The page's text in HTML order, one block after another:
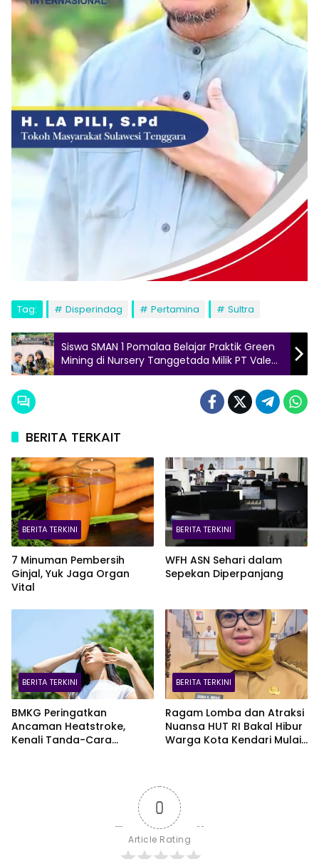
Tag: Disperindag Pertamina Sultra
Siswa SMAN 1 Pomalaa Belajar Praktik Green
Mining di Nursery Tanggetada Milik PT Vale
Indonesia
BERITA TERKAIT
BERITA TERKINI
7 Minuman Pembersih
Ginjal, Yuk Jaga Organ
Vital
BERITA TERKINI
WFH ASN Sehari dalam
Sepekan Diperpanjang
BERITA TERKINI
BMKG Peringatkan
Ancaman Heatstroke,
Kenali Tanda-Cara
BERITA TERKINI
Ragam Lomba dan Atraksi
Nuansa HUT RI Bakal Hibur
Warga Kota Kendari Mulai
0
Article Rating